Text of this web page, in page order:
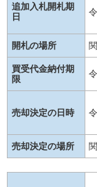
追加入札開札期
日
開札の場所
買受代金納付期
限
売却決定の日時
売却決定の場所